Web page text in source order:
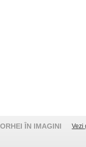
ORHEI ÎN IMAGINI Vezi